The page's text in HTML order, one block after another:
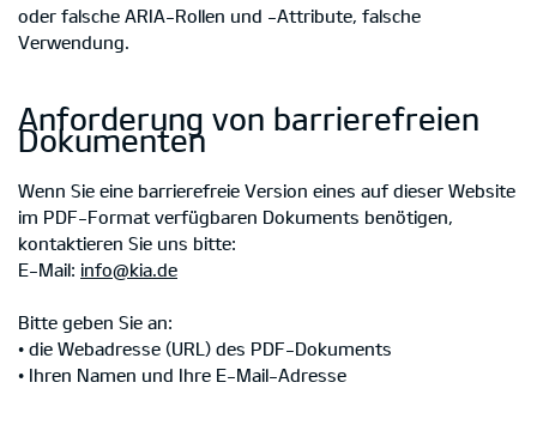
oder falsche ARIA-Rollen und -Attribute, falsche
Verwendung.
Anforderung von barrierefreien
Dokumenten
Wenn Sie eine barrierefreie Version eines auf dieser Website
im PDF-Format verfügbaren Dokuments benötigen,
kontaktieren Sie uns bitte:
E-Mail: info@kia.de
Bitte geben Sie an:
• die Webadresse (URL) des PDF-Dokuments
• Ihren Namen und Ihre E-Mail-Adresse